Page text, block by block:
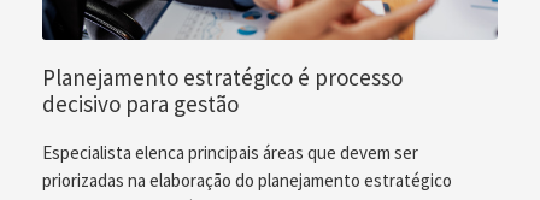
Planejamento estratégico é processo
decisivo para gestão
Especialista elenca principais áreas que devem ser
priorizadas na elaboração do planejamento estratégico